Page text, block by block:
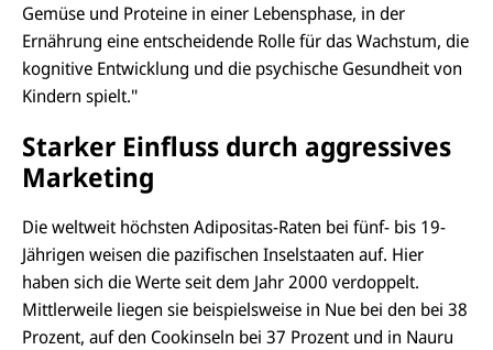
Gemüse und Proteine in einer Lebensphase, in der
Ernährung eine entscheidende Rolle für das Wachstum, die
kognitive Entwicklung und die psychische Gesundheit von
Kindern spielt."
Starker Einfluss durch aggressives
Marketing
Die weltweit höchsten Adipositas-Raten bei fünf- bis 19-
Jährigen weisen die pazifischen Inselstaaten auf. Hier
haben sich die Werte seit dem Jahr 2000 verdoppelt.
Mittlerweile liegen sie beispielsweise in Nue bei den bei 38
Prozent, auf den Cookinseln bei 37 Prozent und in Nauru